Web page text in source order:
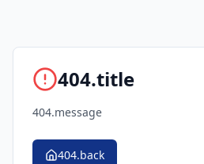
404.title
404.message
404.back